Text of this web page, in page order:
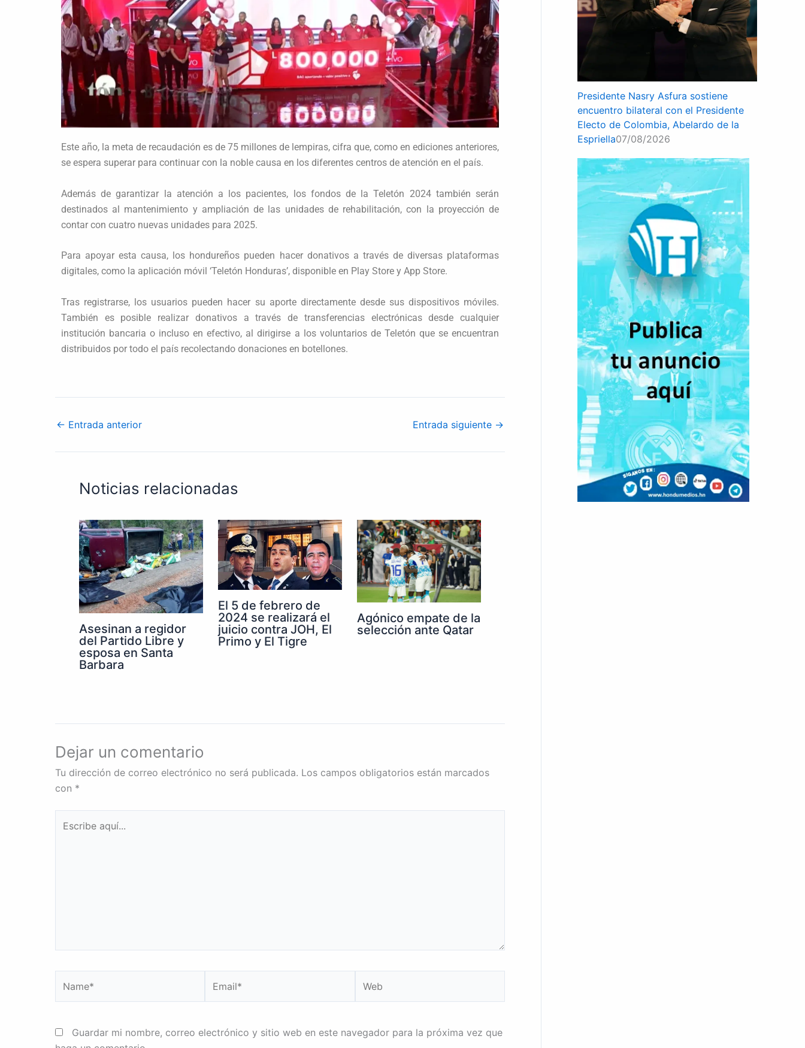
Este año, la meta de recaudación es de 75 millones de lempiras, cifra que, como en ediciones anteriores,
se espera superar para continuar con la noble causa en los diferentes centros de atención en el país.
Además de garantizar la atención a los pacientes, los fondos de la Teletón 2024 también serán
destinados al mantenimiento y ampliación de las unidades de rehabilitación, con la proyección de
contar con cuatro nuevas unidades para 2025.
Para apoyar esta causa, los hondureños pueden hacer donativos a través de diversas plataformas
digitales, como la aplicación móvil ‘Teletón Honduras’, disponible en Play Store y App Store.
Tras registrarse, los usuarios pueden hacer su aporte directamente desde sus dispositivos móviles.
También es posible realizar donativos a través de transferencias electrónicas desde cualquier
institución bancaria o incluso en efectivo, al dirigirse a los voluntarios de Teletón que se encuentran
distribuidos por todo el país recolectando donaciones en botellones.
← Entrada anterior Entrada siguiente →
Noticias relacionadas
Asesinan a regidor
del Partido Libre y
esposa en Santa
Barbara
El 5 de febrero de
2024 se realizará el
juicio contra JOH, El
Primo y El Tigre
Agónico empate de la
selección ante Qatar
Dejar un comentario
Tu dirección de correo electrónico no será publicada. Los campos obligatorios están marcados
con *
aquí...
Guardar mi nombre, correo electrónico y sitio web en este navegador para la próxima vez que
Presidente Nasry Asfura sostiene
encuentro bilateral con el Presidente
Electo de Colombia, Abelardo de la
Espriella07/08/2026